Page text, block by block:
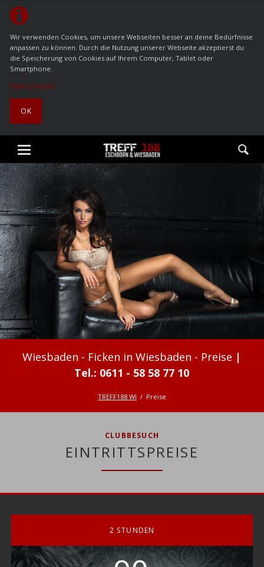
Wir verwenden Cookies, um unsere Webseiten besser an deine Bedürfnisse
anpassen zu können. Durch die Nutzung unserer Webseite akzeptierst du
die Speicherung von Cookies auf Ihrem Computer, Tablet oder
Smartphone.
Mehr Details
OK
Ficken in Wiesbaden - Preise
TREFF188 WI Preise
CLUBBESUCH
EINTRITTSPREISE
2 STUNDEN